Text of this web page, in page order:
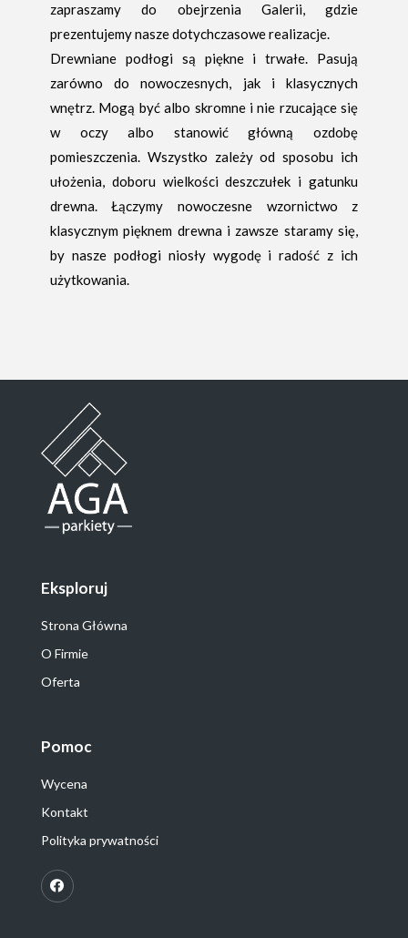
zapraszamy do obejrzenia Galerii, gdzie
prezentujemy nasze dotychczasowe realizacje.
Drewniane podłogi są piękne i trwałe. Pasują
zarówno do nowoczesnych, jak i klasycznych
wnętrz. Mogą być albo skromne i nie rzucające się
w oczy albo stanowić główną ozdobę
pomieszczenia. Wszystko zależy od sposobu ich
ułożenia, doboru wielkości deszczułek i gatunku
drewna. Łączymy nowoczesne wzornictwo z
klasycznym pięknem drewna i zawsze staramy się,
by nasze podłogi niosły wygodę i radość z ich
użytkowania.
Eksploruj
Strona Główna
O Firmie
Oferta
Pomoc
Wycena
Kontakt
Polityka prywatności